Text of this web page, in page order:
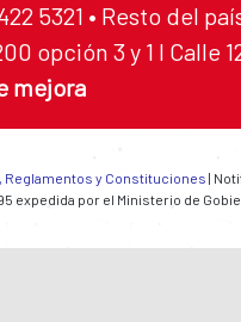
5321 • Resto del
opción 3 y 1 I Calle
mejora
y Constituciones |
expedida por el Ministerio de